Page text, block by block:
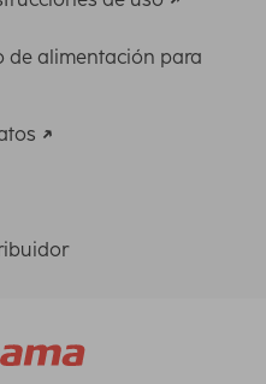
de alimentación para